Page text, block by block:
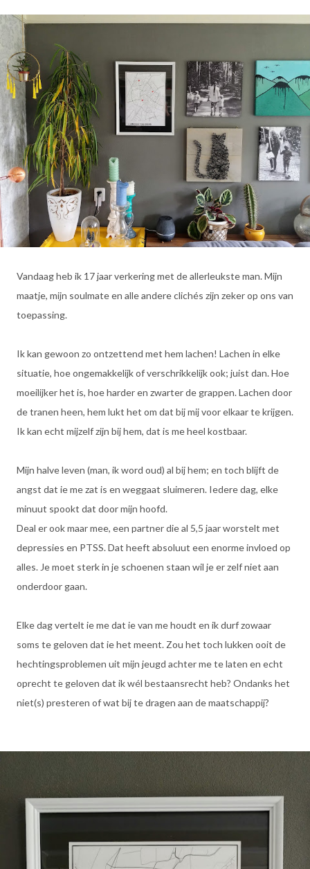
Vandaag heb ik 17 jaar verkering met de allerleukste man. Mijn
maatje, mijn soulmate en alle andere clichés zijn zeker op ons van
toepassing.
Ik kan gewoon zo ontzettend met hem lachen! Lachen in elke
situatie, hoe ongemakkelijk of verschrikkelijk ook; juist dan. Hoe
moeilijker het is, hoe harder en zwarter de grappen. Lachen door
de tranen heen, hem lukt het om dat bij mij voor elkaar te krijgen.
Ik kan echt mijzelf zijn bij hem, dat is me heel kostbaar.
Mijn halve leven (man, ik word oud) al bij hem; en toch blijft de
angst dat ie me zat is en weggaat sluimeren. Iedere dag, elke
minuut spookt dat door mijn hoofd.
Deal er ook maar mee, een partner die al 5,5 jaar worstelt met
depressies en PTSS. Dat heeft absoluut een enorme invloed op
alles. Je moet sterk in je schoenen staan wil je er zelf niet aan
onderdoor gaan.
Elke dag vertelt ie me dat ie van me houdt en ik durf zowaar
soms te geloven dat ie het meent. Zou het toch lukken ooit de
hechtingsproblemen uit mijn jeugd achter me te laten en echt
oprecht te geloven dat ik wél bestaansrecht heb? Ondanks het
niet(s) presteren of wat bij te dragen aan de maatschappij?